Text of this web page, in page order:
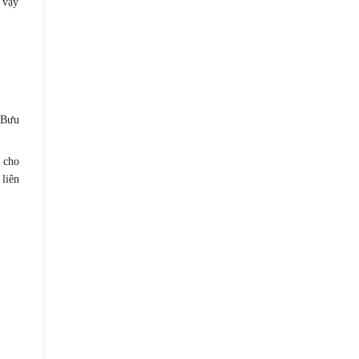
Bưu
liên